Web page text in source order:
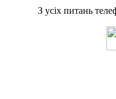
З усіх питань